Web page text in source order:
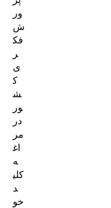
ور
ش
فک
ر
ی
ک
ش
ور
در
مر
اغ
ه
کلی
د
خو